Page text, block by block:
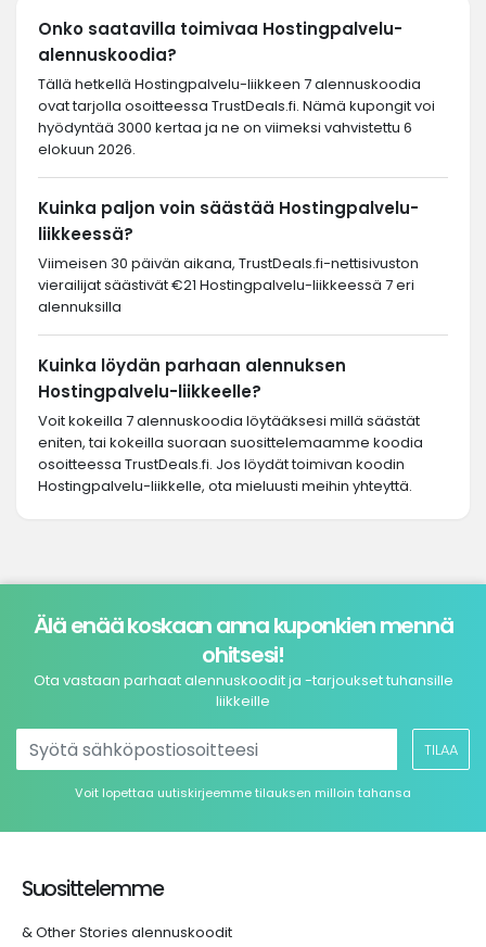
Onko saatavilla toimivaa Hostingpalvelu-
alennuskoodia?
Tällä hetkellä Hostingpalvelu-liikkeen 7 alennuskoodia
ovat tarjolla osoitteessa TrustDeals.fi. Nämä kupongit voi
hyödyntää 3000 kertaa ja ne on viimeksi vahvistettu 6
elokuun 2026.
Kuinka paljon voin säästää Hostingpalvelu-
liikkeessä?
Viimeisen 30 päivän aikana, TrustDeals.fi-nettisivuston
vierailijat säästivät €21 Hostingpalvelu-liikkeessä 7 eri
alennuksilla
Kuinka löydän parhaan alennuksen
Hostingpalvelu-liikkeelle?
Voit kokeilla 7 alennuskoodia löytääksesi millä säästät
eniten, tai kokeilla suoraan suosittelemaamme koodia
osoitteessa TrustDeals.fi. Jos löydät toimivan koodin
Hostingpalvelu-liikkelle, ota mieluusti meihin yhteyttä.
Älä enää koskaan anna kuponkien mennä
ohitsesi!
Ota vastaan parhaat alennuskoodit ja -tarjoukset tuhansille
liikkeille
TILAA
Voit lopettaa uutiskirjeemme tilauksen milloin tahansa
Suosittelemme
& Other Stories alennuskoodit